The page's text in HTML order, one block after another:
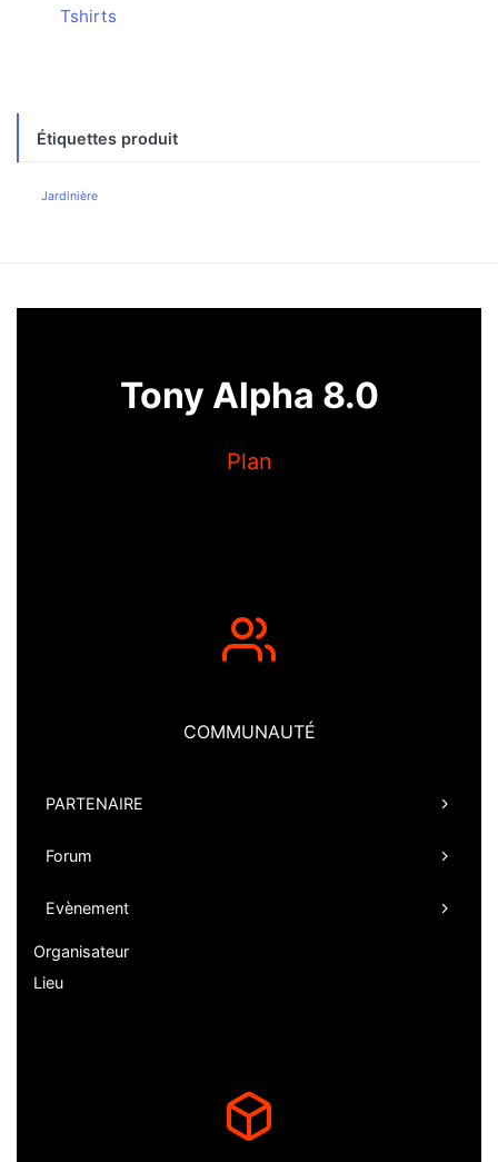
Tshirts
Étiquettes produit
Jardinière
Tony Alpha 8.0
Plan
COMMUNAUTÉ
PARTENAIRE
Forum
Evènement
Organisateur
Lieu